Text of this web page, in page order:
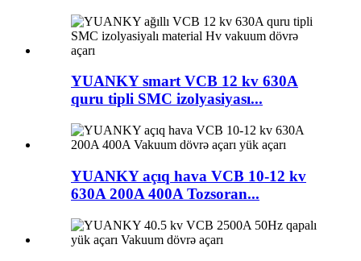
YUANKY smart VCB 12 kv 630A
quru tipli SMC izolyasiyası...
YUANKY açıq hava VCB 10-12 kv
630A 200A 400A Tozsoran...